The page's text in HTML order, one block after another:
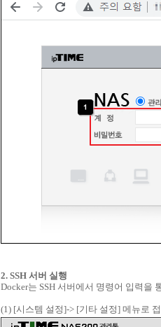
2. SSH 서버 실행
Docker는 SSH 서버에서 명령어 입력을
(1) [시스템 설정]-> [기타 설정] 메뉴로